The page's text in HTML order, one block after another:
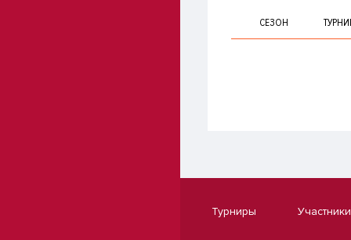
СЕЗОН
Турниры Участники